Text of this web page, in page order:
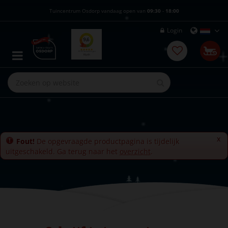
Tuincentrum Osdorp vandaag open van 09:30 - 18:00
Login
x
Fout! De opgevraagde productpagina is tijdelijk
uitgeschakeld. Ga terug naar het overzicht